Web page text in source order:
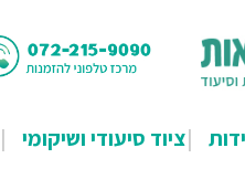
ציוד סיעודי ושיקומי